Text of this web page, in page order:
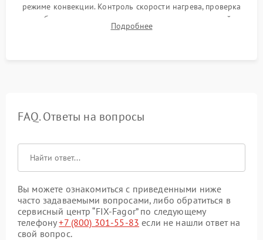
режиме конвекции. Контроль скорости нагрева, проверка
срабатывания термостата при достижении заданной
температуры и тест на отсутствие утечек тока.
Подробнее
FAQ. Ответы на вопросы
Вы можете ознакомиться с приведенными ниже
часто задаваемыми вопросами, либо обратиться в
сервисный центр “FIX-Fagor” по следующему
телефону+7 (800) 301-55-83 если не нашли ответ на
свой вопрос.